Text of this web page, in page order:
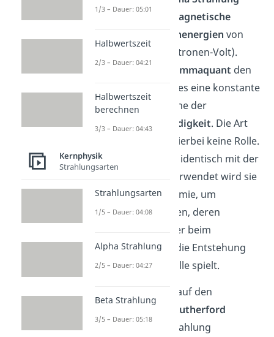
umfasst jedeelektromagnetische
Quantenenergien von
über 200 keV (kilo-Elektronen-Volt).
Verlässt ein solches
Gammaquant den
zerfallenden Kern, hat es eine konstante
Geschwindigkeit in Höhe der
Vakuumlichtgeschwindigkeit. Die Art
der Erzeugung spielt hierbei keine Rolle.
Insofern ist sie nahezu identisch mit der
Röntgen Strahlung
. Verwendet wird sie
zumeist in der Astronomie, um
Strahlung zu bezeichnen, deren
Herkunft unklar ist oder beim
Strahlenschutz, wenn die Entstehung
der Strahlung keine Rolle spielt.
Die Bezeichnung geht auf den
Ernest Rutherford
zurück, welcher die Strahlung
1/3 – Dauer: 05:01
Halbwertszeit
2/3 – Dauer: 04:21
Halbwertszeit
berechnen
3/3 – Dauer: 04:43
Kernphysik
Strahlungsarten
Strahlungsarten
1/5 – Dauer: 04:08
Alpha Strahlung
2/5 – Dauer: 04:27
Beta Strahlung
3/5 – Dauer: 05:18